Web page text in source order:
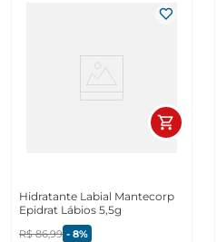
Hidratante Labial Mantecorp
Epidrat Lábios 5,5g
R$ 86,99 - 8%